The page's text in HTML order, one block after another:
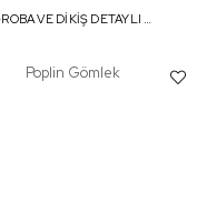
Beyaz-ROBA VE DİKİŞ DETAYLI GÖMLEK TUNİK
Poplin Gömlek